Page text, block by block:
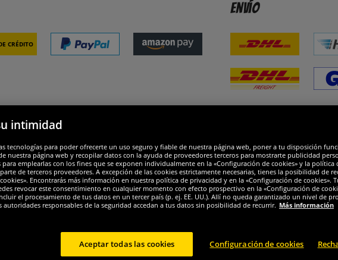
crédito
Envío
intimidad
tecnologías para poder ofrecerte un uso seguro y fiable de nuestra página web, poner a tu disposición
nuestra página web y recopilar datos con la ayuda de proveedores terceros para mostrarte publicidad
para emplearlas con los fines que se exponen individualmente en la «Configuración de cookies» y la
de terceros proveedores. A excepción de las cookies estrictamente necesarias, tienes la posibilidad de
Encontrarás más información en nuestra política de privacidad y en la «Configuración de
revocar este consentimiento en cualquier momento con efecto prospectivo en la «Configuración de
el procesamiento de tus datos en un tercer país (p. ej. EE. UU.). Allí no queda garantizado un nivel de
autoridades responsables de la seguridad accedan a tus datos sin posibilidad de recurrir. Más información
Configuración de cookies
Aceptar todas las cookies